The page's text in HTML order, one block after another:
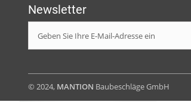
Newsletter
© 2024, MANTION Baubeschläge GmbH